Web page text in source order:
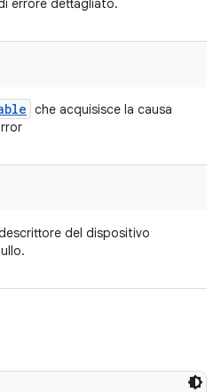
errore dettagliato.
che acquisisce la causa
del dispositivo